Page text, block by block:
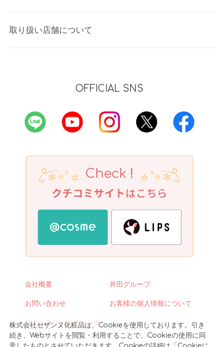
取り扱い店舗について
OFFICIAL SNS
会社概要 井田グループ
お問い合わせ お客様の個人情報について
ステルスマーケティング
について
サイトマップ
株式会社セザンヌ化粧品は、Cookieを使用しております。引き
続き、Webサイトを閲覧・利用することで、Cookieの使用に同